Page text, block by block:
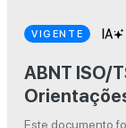
VIGENTE
ABNT ISO/TS5111
para
Este documento